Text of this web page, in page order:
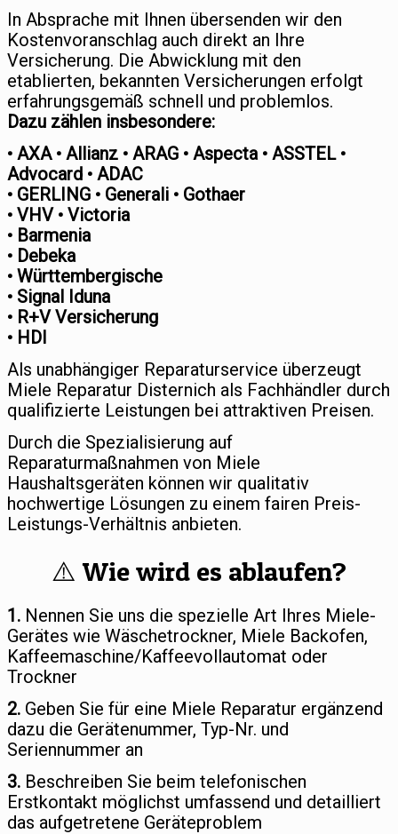
In Absprache mit Ihnen übersenden wir den
Kostenvoranschlag auch direkt an Ihre
Versicherung. Die Abwicklung mit den
etablierten, bekannten Versicherungen erfolgt
erfahrungsgemäß schnell und problemlos.
Dazu zählen insbesondere:
• AXA • Allianz • ARAG • Aspecta • ASSTEL •
Advocard • ADAC
• GERLING • Generali • Gothaer
• VHV • Victoria
• Barmenia
• Debeka
• Württembergische
• Signal Iduna
• R+V Versicherung
• HDI
Als unabhängiger Reparaturservice überzeugt
Miele Reparatur Disternich als Fachhändler durch
qualifizierte Leistungen bei attraktiven Preisen.
Durch die Spezialisierung auf
Reparaturmaßnahmen von Miele
Haushaltsgeräten können wir qualitativ
hochwertige Lösungen zu einem fairen Preis-
Leistungs-Verhältnis anbieten.
⚠️ Wie wird es ablaufen?
1. Nennen Sie uns die spezielle Art Ihres Miele-
Gerätes wie Wäschetrockner, Miele Backofen,
Kaffeemaschine/Kaffeevollautomat oder
Trockner
2. Geben Sie für eine Miele Reparatur ergänzend
dazu die Gerätenummer, Typ-Nr. und
Seriennummer an
3. Beschreiben Sie beim telefonischen
Erstkontakt möglichst umfassend und detailliert
das aufgetretene Geräteproblem